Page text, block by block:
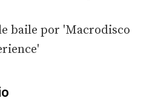
baile por 'Macrodisco